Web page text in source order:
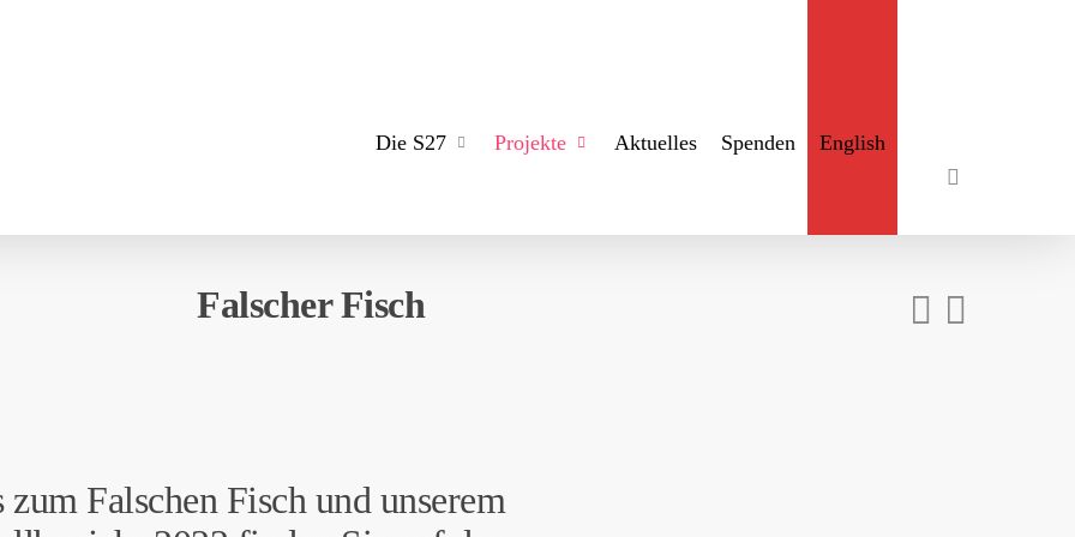
Die S27 Projekte Aktuelles Spenden English
Falscher Fisch
zum Falschen Fisch und unserem